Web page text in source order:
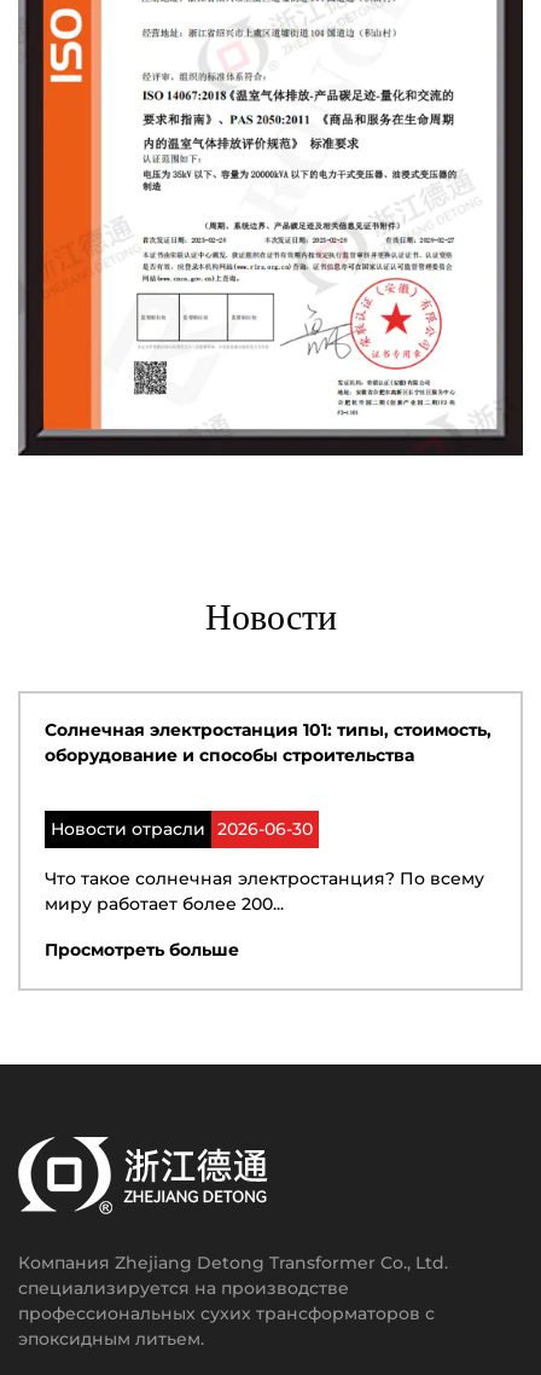
Новости
Солнечная электростанция 101: типы, стоимость,
оборудование и способы строительства
Новости отрасли 2026-06-30
Что такое солнечная электростанция? По всему
миру работает более 200...
Просмотреть больше
Компания Zhejiang Detong Transformer Co., Ltd.
специализируется на производстве
профессиональных сухих трансформаторов с
эпоксидным литьем.